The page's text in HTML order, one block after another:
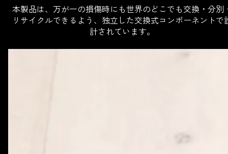
本製品は、万が一の損傷時にも世界のどこでも交換・分別
リサイクルできるよう、独立した交換式コンポーネントで
計されています。